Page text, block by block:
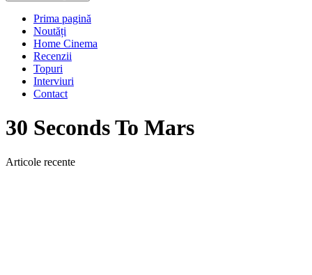
Prima pagină
Noutăți
Home Cinema
Recenzii
Topuri
Interviuri
Contact
30 Seconds To Mars
Articole recente